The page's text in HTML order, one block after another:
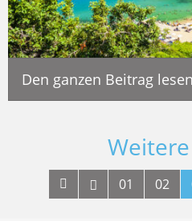
Den ganzen Beitrag lesen
01 02